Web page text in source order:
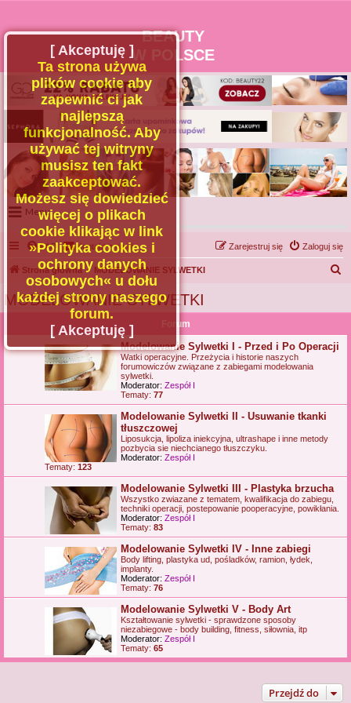
BEAUTY
W POLSCE
Menu
Portal
Facebook
Regulamin
Zapytaj administratora
Kontakt
FAQ Kontakt z nami Zaloguj się
Zarejestruj się
Strona główna MODELOWANIE SYLWETKI
MODELOWANIE SYLWETKI
Forum
Modelowanie Sylwetki I - Przed i Po Operacji
Watki operacyjne. Przeżycia i historie naszych
forumowiczów związane z zabiegami modelowania
sylwetki.
Moderator: Zespół I
Tematy: 77
Modelowanie Sylwetki II - Usuwanie tkanki
tłuszczowej
Liposukcja, lipoliza iniekcyjna, ultrashape i inne metody
pozbycia sie niechcianego tłuszczyku.
Moderator: Zespół I
Tematy: 123
Modelowanie Sylwetki III - Plastyka brzucha
Wszystko zwiazane z tematem, kwalifikacja do zabiegu,
techniki operacji, postepowanie pooperacyjne, powikłania.
Moderator: Zespół I
Tematy: 83
Modelowanie Sylwetki IV - Inne zabiegi
Body lifting, plastyka ud, pośladków, ramion, łydek,
implanty.
Moderator: Zespół I
Tematy: 76
Modelowanie Sylwetki V - Body Art
Kształtowanie sylwetki - sprawdzone sposoby
niezabiegowe - body building, fitness, siłownia, itp
Moderator: Zespół I
Tematy: 65
Przejdź do
[ Akceptuję ]
Ta strona używa
plików cookie aby
zapewnić ci jak
najlepszą
funkcjonalność. Aby
używać tej witryny
musisz ten fakt
zaakceptować.
Możesz się dowiedzieć
więcej o plikach
cookie klikając w link
»Polityka cookies i
ochrony danych
osobowych« u dołu
każdej strony naszego
forum.
[ Akceptuję ]